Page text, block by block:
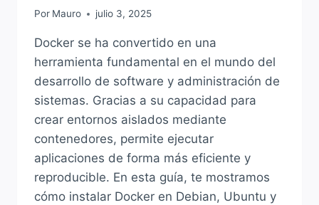
Por Mauro julio 3, 2025
Docker se ha convertido en una
herramienta fundamental en el mundo del
desarrollo de software y administración de
sistemas. Gracias a su capacidad para
crear entornos aislados mediante
contenedores, permite ejecutar
aplicaciones de forma más eficiente y
reproducible. En esta guía, te mostramos
cómo instalar Docker en Debian, Ubuntu y